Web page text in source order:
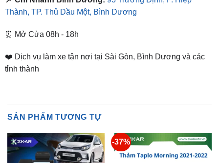
⏰ Mở Cửa 08h - 18h
❤️ Dịch vụ làm xe tận nơi tại Sài Gòn, Bình Dương và các